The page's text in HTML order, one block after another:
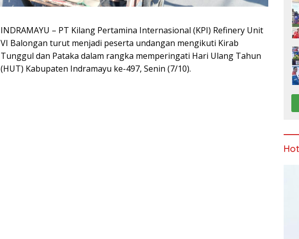
INDRAMAYU – PT Kilang Pertamina Internasional (KPI) Refinery Unit
VI Balongan turut menjadi peserta undangan mengikuti Kirab
Tunggul dan Pataka dalam rangka memperingati Hari Ulang Tahun
(HUT) Kabupaten Indramayu ke-497, Senin (7/10).